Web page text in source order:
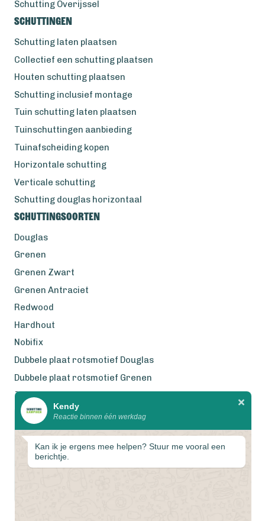
Schutting Overijssel
Schuttingen
Schutting laten plaatsen
Collectief een schutting plaatsen
Houten schutting plaatsen
Schutting inclusief montage
Tuin schutting laten plaatsen
Tuinschuttingen aanbieding
Tuinafscheiding kopen
Horizontale schutting
Verticale schutting
Schutting douglas horizontaal
Schuttingsoorten
Douglas
Grenen
Grenen Zwart
Grenen Antraciet
Redwood
Hardhout
Nobifix
Dubbele plaat rotsmotief Douglas
Dubbele plaat rotsmotief Grenen
Zweeds Rabat Douglas
Wij werken met eerlijke
gecertificeerde houtsoorten
Kendy
Reactie binnen één werkdag
Kan ik je ergens mee helpen? Stuur me vooral een
berichtje.